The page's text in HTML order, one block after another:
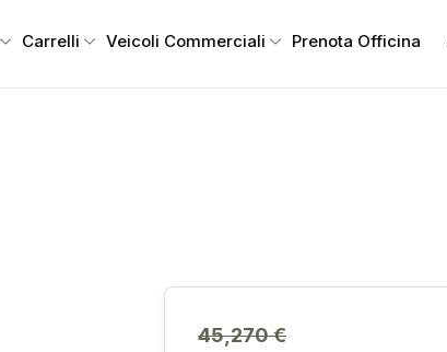
Carrelli Veicoli Commerciali Prenota Officina
45,270 €